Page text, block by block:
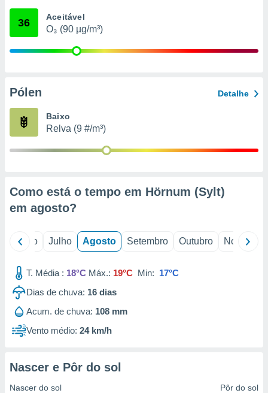
através
estudos
1199
36 Aceitável
O₃ (90 µg/m³)
Pólen Detalhe
Baixo
Relva (9 #/m³)
Como está o tempo em Hörnum (Sylt)
em agosto?
Junho Julho Agosto Setembro Outubro Novembro
T. Média : 18°C Máx.: 19°C Min: 17°C
Dias de chuva: 16 dias
Acum. de chuva: 108 mm
Vento médio: 24 km/h
Nascer e Pôr do sol
Nascer do sol Pôr do sol